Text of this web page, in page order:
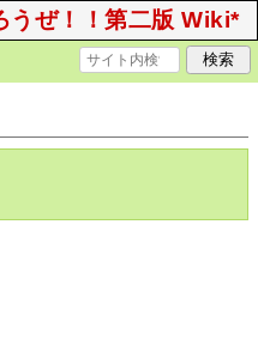
うぜ！！第二版 Wiki*